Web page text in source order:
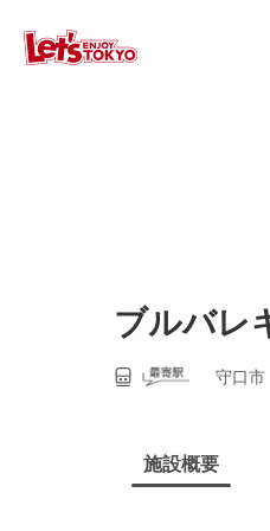
ブルバレ
守口市
施設概要